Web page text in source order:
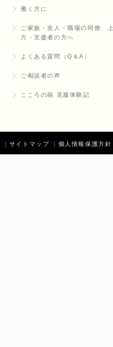
働く方に
ご家族・友人・職場の同僚、
方・支援者の方へ
よくある質問（Q＆A）
ご相談者の声
こころの病 克服体験記
サイトマップ 個人情報保護方針